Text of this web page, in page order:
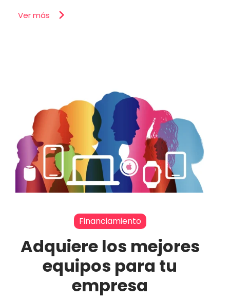
Ver más
Financiamiento
Adquiere los mejores
equipos para tu
empresa